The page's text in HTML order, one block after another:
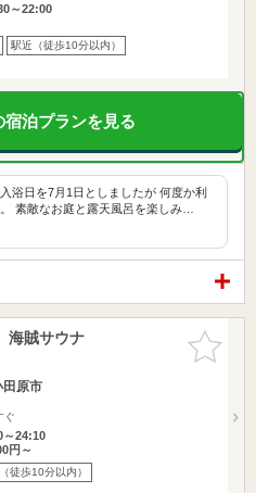
～22:00
駅近（徒歩10分以内）
泊プランを見る
浴日を7月1日としましたが 何度か利
素敵なお庭と露天風呂を楽しみ…
お気に入
りに追加
海賊サウナ
田原市
ぐ
～24:10
円～
徒歩10分以内）